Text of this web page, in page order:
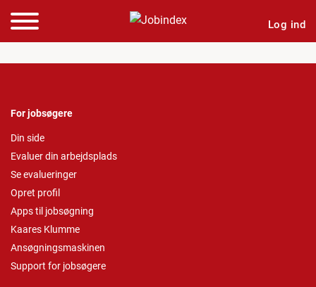
Log ind
For jobsøgere
Din side
Evaluer din arbejdsplads
Se evalueringer
Opret profil
Apps til jobsøgning
Kaares Klumme
Ansøgningsmaskinen
Support for jobsøgere